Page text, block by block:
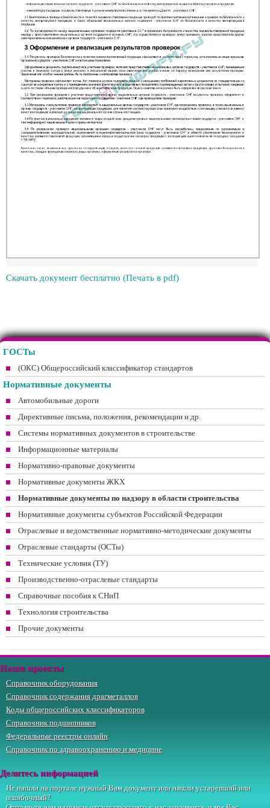
Скачать документ бесплатно (Печать в pdf)
ГОСТы
(ОКС) Общероссийский классификатор стандартов
Нормативные документы
Автомобильные дороги
Директивные письма, положения, рекомендации и др.
Системы нормативных документов в строительстве
Информационные материалы
Нормативно-правовые документы
Нормативные документы ЖКХ
Нормативные документы по надзору в области строительства
Нормативные документы субъектов Российской Федерации
Отраслевые и ведомственные нормативно-методические документы
Отраслевые стандарты (ОСТы)
Технические условия (ТУ)
Производственно-отраслевые стандарты
Справочные пособия к СНиП
Технология строительства
Прочие документы
Наши проекты
Справочник оборудования
Справочник содержания драгметаллов
Коды общероссийских классификаторов
Справочник подшипников
Федеральные реестры онлайн
Справочник по здравоохранению и медицине
Делитесь информацией
Не нашли на портале нужный Вам документ или нашли устаревший или
ошибочный?